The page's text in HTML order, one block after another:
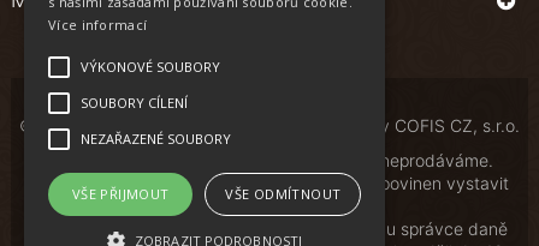
© Copyright | All Rights Reserved | Powered by COFIS CZ, s.r.o.
Osobám mladším 18 let alkoholické nápoje neprodáváme.
Podle zákona o evidenci tržeb je prodávající povinen vystavit
kupujícímu účtenku.
Zároveň je povinen zaevidovat přijatou tržbu u správce daně
Více informací
VÝKONOVÉ SOUBORY
SOUBORY CÍLENÍ
NEZAŘAZENÉ SOUBORY
VŠE PŘIJMOUT VŠE ODMÍTNOUT
ZOBRAZIT PODROBNOSTI